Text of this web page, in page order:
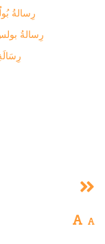
رِسالةُ
رِسالةُ